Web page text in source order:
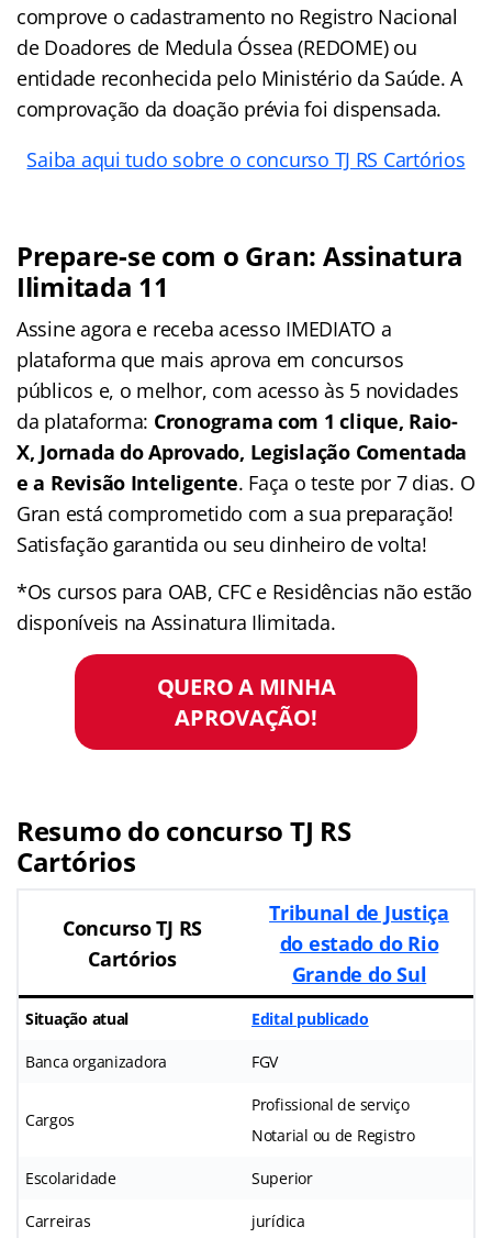
comprove o cadastramento no Registro Nacional
de Doadores de Medula Óssea (REDOME) ou
entidade reconhecida pelo Ministério da Saúde. A
comprovação da doação prévia foi dispensada.
Saiba aqui tudo sobre o concurso TJ RS Cartórios
Prepare-se com o Gran: Assinatura
Ilimitada 11
Assine agora e receba acesso IMEDIATO a
plataforma que mais aprova em concursos
públicos e, o melhor, com acesso às 5 novidades
da plataforma: Cronograma com 1 clique, Raio-
X, Jornada do Aprovado, Legislação Comentada
e a Revisão Inteligente. Faça o teste por 7 dias. O
Gran está comprometido com a sua preparação!
Satisfação garantida ou seu dinheiro de volta!
*Os cursos para OAB, CFC e Residências não estão
disponíveis na Assinatura Ilimitada.
QUERO A MINHA
APROVAÇÃO!
Resumo do concurso TJ RS
Cartórios
Concurso TJ RS
Cartórios
Tribunal de Justiça
do estado do Rio
Grande do Sul
Situação atual Edital publicado
Banca organizadora FGV
Cargos
Profissional de serviço
Notarial ou de Registro
Escolaridade Superior
Carreiras jurídica